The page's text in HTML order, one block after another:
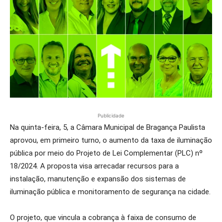
Publicidade
Na quinta-feira, 5, a Câmara Municipal de Bragança Paulista
aprovou, em primeiro turno, o aumento da taxa de iluminação
pública por meio do Projeto de Lei Complementar (PLC) nº
18/2024. A proposta visa arrecadar recursos para a
instalação, manutenção e expansão dos sistemas de
iluminação pública e monitoramento de segurança na cidade.
O projeto, que vincula a cobrança à faixa de consumo de